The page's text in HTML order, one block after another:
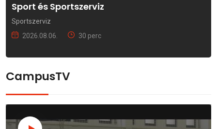
Sport és Sportszerviz
Sportszerviz
2026.08.06.
30 perc
CampusTV